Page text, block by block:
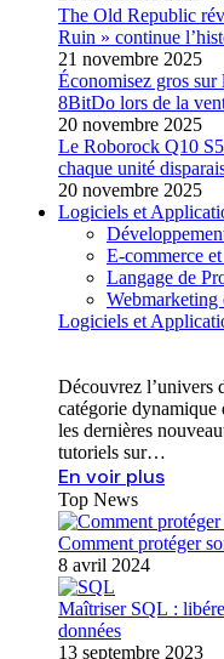
The Old Republic
Ruin » continue
21 novembre 2025
Économisez gros
8BitDo lors de la
20 novembre 2025
Le Roborock Q10
chaque unité
20 novembre 2025
Logiciels et
E-commerce
Langage de
Webmarketing
Logiciels et
Découvrez l’univers
catégorie dynamique
les dernières
tutoriels sur…
En voir plus
Top News
Comment protéger
8 avril 2024
Maîtriser SQL :
données
13 septembre 2023